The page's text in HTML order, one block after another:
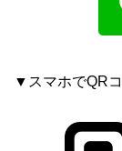
▼スマホでQR